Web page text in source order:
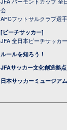
会
AFCフットサルクラブ選
[ビーチサッカー]
JFA 全日本ビーチサッカ
ルールを知ろう！
JFAサッカー文化創造拠
日本サッカーミュージアム